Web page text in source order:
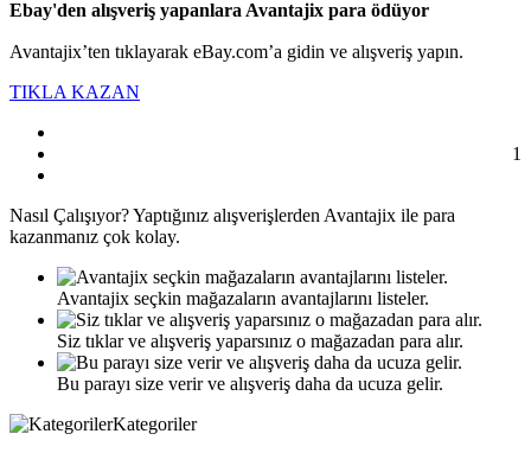
Ebay'den alışveriş yapanlara Avantajix para ödüyor
Avantajix’ten tıklayarak eBay.com’a gidin ve alışveriş yapın.
TIKLA KAZAN
1
Nasıl Çalışıyor?Yaptığınız alışverişlerden Avantajix ile para
kazanmanız çok kolay.
Avantajix seçkin mağazaların avantajlarını listeler.
Siz tıklar ve alışveriş yaparsınız o mağazadan para alır.
Bu parayı size verir ve alışveriş daha da ucuza gelir.
Kategoriler